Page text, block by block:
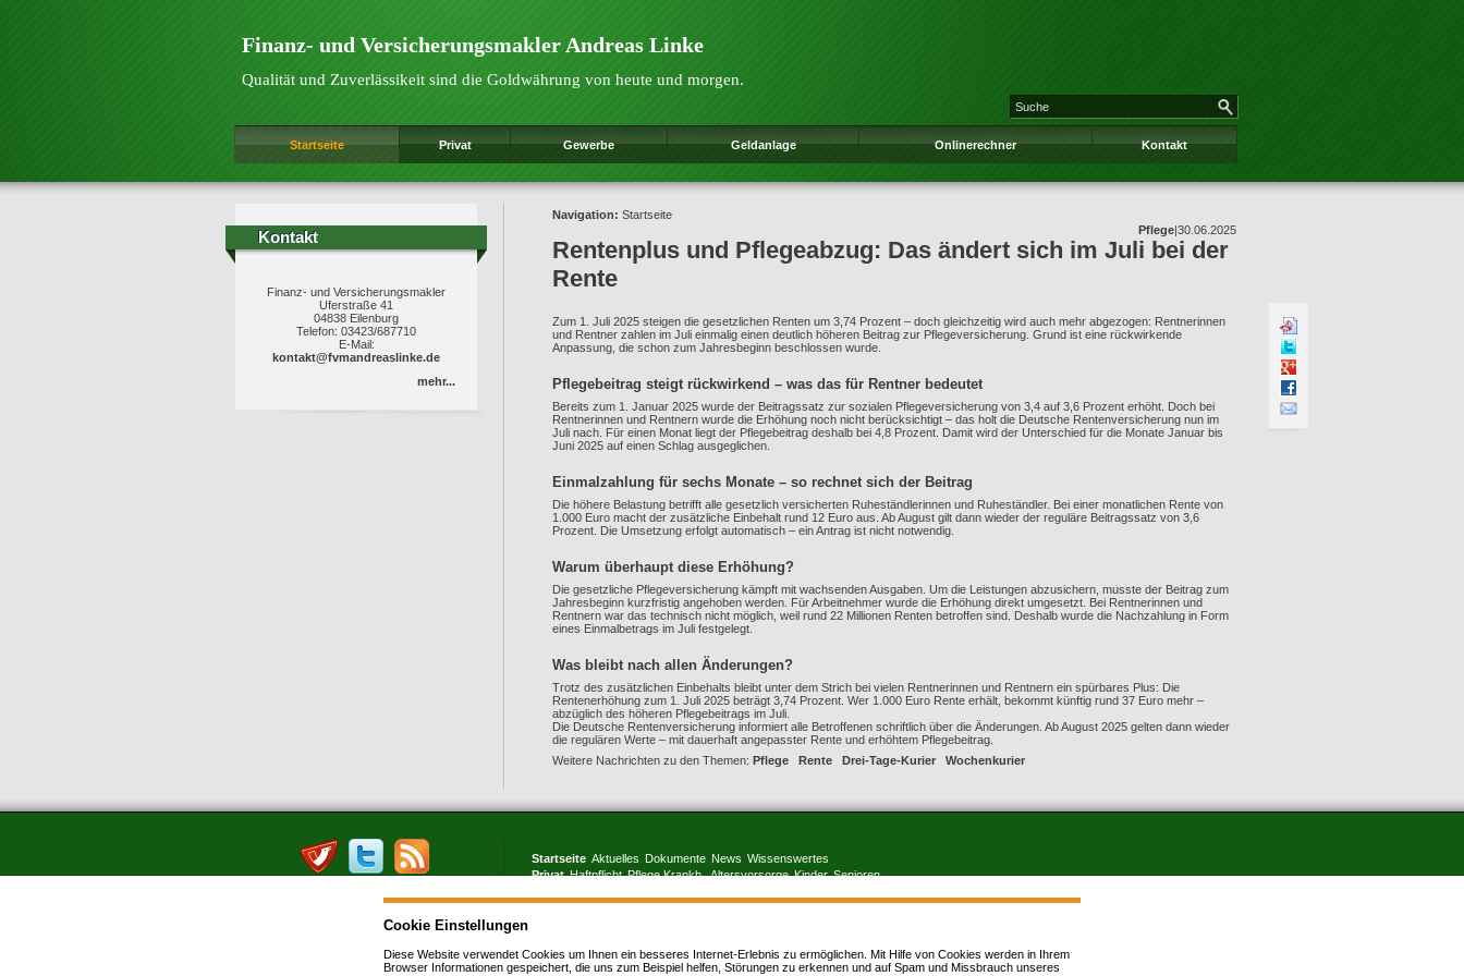
Finanz- und Versicherungsmakler Andreas Linke
Qualität und Zuverlässikeit sind die Goldwährung von heute und morgen.
Startseite Privat Gewerbe Geldanlage Onlinerechner Kontakt
Kontakt
Kontakt
Finanz- und Versicherungsmakler
Uferstraße 41
04838 Eilenburg
Telefon: 03423/687710
E-Mail:
kontakt@fvmandreaslinke.de
mehr...
Navigation: Startseite
Pflege|30.06.2025
Rentenplus und Pflegeabzug: Das ändert sich im Juli bei der
Rente
Zum 1. Juli 2025 steigen die gesetzlichen Renten um 3,74 Prozent – doch gleichzeitig wird auch mehr abgezogen: Rentnerinnen
und Rentner zahlen im Juli einmalig einen deutlich höheren Beitrag zur Pflegeversicherung. Grund ist eine rückwirkende
Anpassung, die schon zum Jahresbeginn beschlossen wurde.
Pflegebeitrag steigt rückwirkend – was das für Rentner bedeutet
Bereits zum 1. Januar 2025 wurde der Beitragssatz zur sozialen Pflegeversicherung von 3,4 auf 3,6 Prozent erhöht. Doch bei
Rentnerinnen und Rentnern wurde die Erhöhung noch nicht berücksichtigt – das holt die Deutsche Rentenversicherung nun im
Juli nach. Für einen Monat liegt der Pflegebeitrag deshalb bei 4,8 Prozent. Damit wird der Unterschied für die Monate Januar bis
Juni 2025 auf einen Schlag ausgeglichen.
Einmalzahlung für sechs Monate – so rechnet sich der Beitrag
Die höhere Belastung betrifft alle gesetzlich versicherten Ruheständlerinnen und Ruheständler. Bei einer monatlichen Rente von
1.000 Euro macht der zusätzliche Einbehalt rund 12 Euro aus. Ab August gilt dann wieder der reguläre Beitragssatz von 3,6
Prozent. Die Umsetzung erfolgt automatisch – ein Antrag ist nicht notwendig.
Warum überhaupt diese Erhöhung?
Die gesetzliche Pflegeversicherung kämpft mit wachsenden Ausgaben. Um die Leistungen abzusichern, musste der Beitrag zum
Jahresbeginn kurzfristig angehoben werden. Für Arbeitnehmer wurde die Erhöhung direkt umgesetzt. Bei Rentnerinnen und
Rentnern war das technisch nicht möglich, weil rund 22 Millionen Renten betroffen sind. Deshalb wurde die Nachzahlung in Form
eines Einmalbetrags im Juli festgelegt.
Was bleibt nach allen Änderungen?
Trotz des zusätzlichen Einbehalts bleibt unter dem Strich bei vielen Rentnerinnen und Rentnern ein spürbares Plus: Die
Rentenerhöhung zum 1. Juli 2025 beträgt 3,74 Prozent. Wer 1.000 Euro Rente erhält, bekommt künftig rund 37 Euro mehr –
abzüglich des höheren Pflegebeitrags im Juli.
Die Deutsche Rentenversicherung informiert alle Betroffenen schriftlich über die Änderungen. Ab August 2025 gelten dann wieder
die regulären Werte – mit dauerhaft angepasster Rente und erhöhtem Pflegebeitrag.
Weitere Nachrichten zu den Themen: Pflege Rente Drei-Tage-Kurier Wochenkurier
powered byIReS
Startseite Aktuelles Dokumente News Wissenswertes
Privat Haftpflicht Pflege,Krankh. Altersvorsorge Kinder Senioren
Geldanlage Offene Fonds KundenServiceCenter
Cookie Einstellungen
Diese Website verwendet Cookies um Ihnen ein besseres Internet-Erlebnis zu ermöglichen. Mit Hilfe von Cookies werden in Ihrem
Browser Informationen gespeichert, die uns zum Beispiel helfen, Störungen zu erkennen und auf Spam und Missbrauch unseres